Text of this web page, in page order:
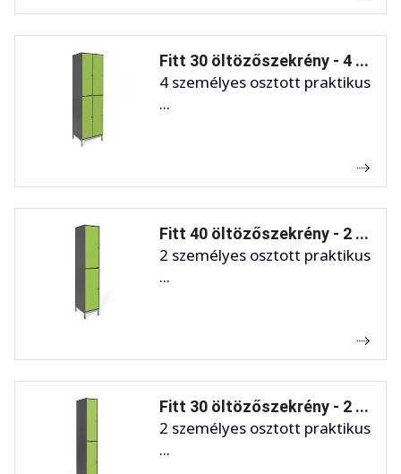
Fitt 30 öltözőszekrény - 4 ...
4 személyes osztott praktikus
...
Fitt 40 öltözőszekrény - 2 ...
2 személyes osztott praktikus
...
Fitt 30 öltözőszekrény - 2 ...
2 személyes osztott praktikus
...